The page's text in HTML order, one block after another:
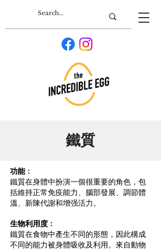
鐵質
功能﹕
鐵質在身體中扮演一個很重要的角色，包
括維持正常免疫能力、腦部發展、調節體
溫、新陳代謝和增强活力。
生物利用度﹕
鐵質在食物中產生不同的形態，因此構成
不同的能力被身體吸收及利用。來自動物